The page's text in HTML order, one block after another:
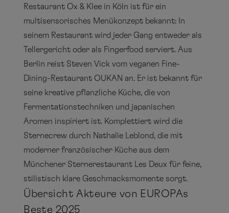
Restaurant Ox & Klee in Köln ist für ein
multisensorisches Menükonzept bekannt: In
seinem Restaurant wird jeder Gang entweder als
Tellergericht oder als Fingerfood serviert. Aus
Berlin reist Steven Vick vom veganen Fine-
Dining-Restaurant OUKAN an. Er ist bekannt für
seine kreative pflanzliche Küche, die von
Fermentationstechniken und japanischen
Aromen inspiriert ist. Komplettiert wird die
Sternecrew durch Nathalie Leblond, die mit
moderner französischer Küche aus dem
Münchener Sternerestaurant Les Deux für feine,
stilistisch klare Geschmacksmomente sorgt.
Übersicht Akteure von EUROPAs
Beste 2025